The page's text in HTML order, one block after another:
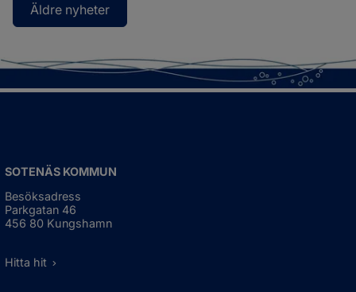
Äldre nyheter
SOTENÄS KOMMUN
Besöksadress
Parkgatan 46
456 80 Kungshamn
Hitta hit